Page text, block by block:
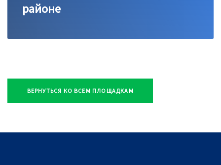
районе
ВЕРНУТЬСЯ КО ВСЕМ ПЛОЩАДКАМ